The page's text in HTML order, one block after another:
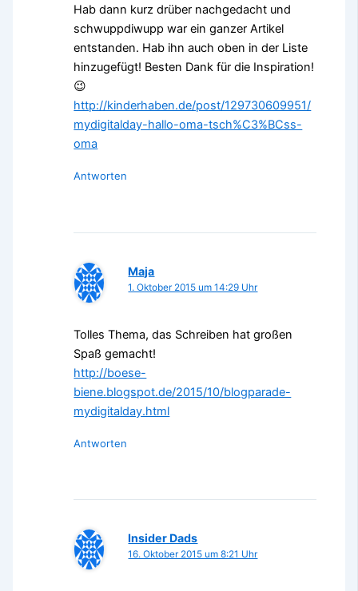
Hab dann kurz drüber nachgedacht und
schwuppdiwupp war ein ganzer Artikel
entstanden. Hab ihn auch oben in der Liste
hinzugefügt! Besten Dank für die Inspiration!
😉
http://kinderhaben.de/post/129730609951/
mydigitalday-hallo-oma-tsch%C3%BCss-
oma
Antworten
Maja
1. Oktober 2015 um 14:29 Uhr
Tolles Thema, das Schreiben hat großen
Spaß gemacht!
http://boese-
biene.blogspot.de/2015/10/blogparade-
mydigitalday.html
Antworten
Insider Dads
16. Oktober 2015 um 8:21 Uhr